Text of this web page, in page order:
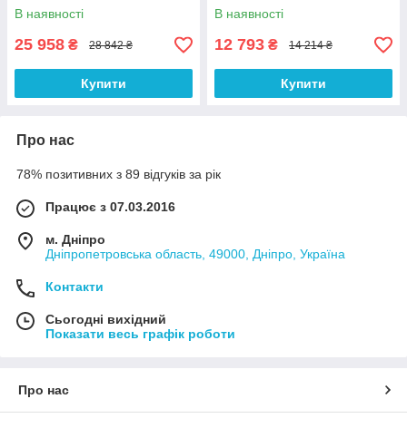
В наявності
25 958 ₴ 28 842 ₴
Купити
1/4)
В наявності
12 793 ₴ 14 214 ₴
Купити
Про нас
78% позитивних з 89 відгуків за рік
Працює з 07.03.2016
м. Дніпро
Дніпропетровська область, 49000, Дніпро, Україна
Контакти
Сьогодні вихідний
Показати весь графік роботи
Про нас